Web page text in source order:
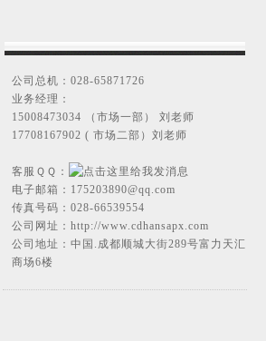
公司总机：028-65871726
业务经理：
15008473034 （市场一部） 刘老师
17708167902 ( 市场二部）刘老师
客服ＱＱ：
电子邮箱： 175203890@qq.com
传真号码：028-66539554
公司网址： http://www.cdhansapx.com
公司地址：中国.成都顺城大街289号富力天汇
商场6楼